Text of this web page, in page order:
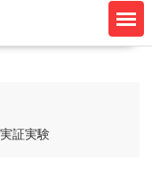
証実験